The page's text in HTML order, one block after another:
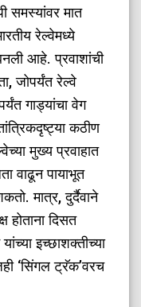
समस्यांवर मात
रेल्वेमध्ये
आहे. प्रवाशांची
जोपर्यंत रेल्वे
गाड्यांचा वेग
कठीण
मुख्य प्रवाहात
वाढून पायाभूत
मात्र, दुर्दैवाने
होताना दिसत
इच्छाशक्तीच्या
‘सिंगल ट्रॅक’वरच